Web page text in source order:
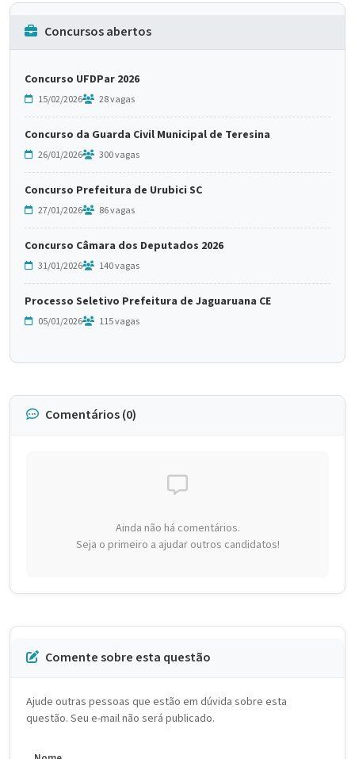
Concursos abertos
Concurso UFDPar 2026
15/02/2026 28 vagas
Concurso da Guarda Civil Municipal de Teresina
26/01/2026 300 vagas
Concurso Prefeitura de Urubici SC
27/01/2026 86 vagas
Concurso Câmara dos Deputados 2026
31/01/2026 140 vagas
Processo Seletivo Prefeitura de Jaguaruana CE
05/01/2026 115 vagas
Comentários (0)
Ainda não há comentários.
Seja o primeiro a ajudar outros candidatos!
Comente sobre esta questão
Ajude outras pessoas que estão em dúvida sobre esta
questão. Seu e-mail não será publicado.